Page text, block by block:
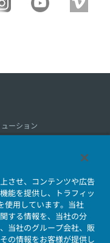
ーション
報
会社情報新着一覧
せ
させ、コンテンツや広告
能を提供し、トラフィッ
使用しています。当社
する情報を、当社の分
当社のグループ会社、販
の情報をお客様が提供し